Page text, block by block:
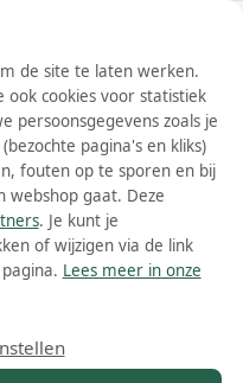
Wis filters Alle filters
dames
de site te laten werken.
cookies voor statistiek
persoonsgegevens zoals je
pagina's en kliks)
fouten op te sporen en bij
webshop gaat. Deze
. Je kunt je
of wijzigen via de link
Lees meer in onze